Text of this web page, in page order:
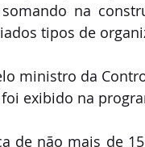
na
tipos de
ministro da
exibido na
de não mais de